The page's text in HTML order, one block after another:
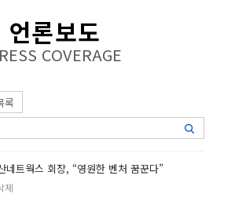
언론보도
COVERAGE
록
네트웍스 회장, “영원한 벤처 꿈꾼다”
제